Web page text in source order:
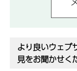
より良いウェブ
見をお聞かせく